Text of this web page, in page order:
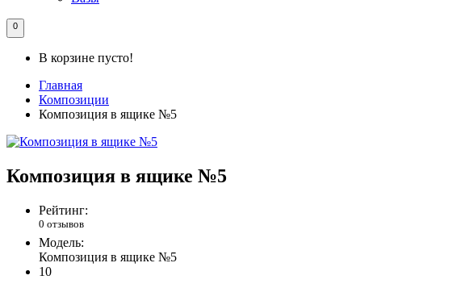
0
В корзине пусто!
Главная
Композиции
Композиция в ящике №5
Композиция в ящике №5
Рейтинг:
0 отзывов
Модель:
Композиция в ящике №5
10